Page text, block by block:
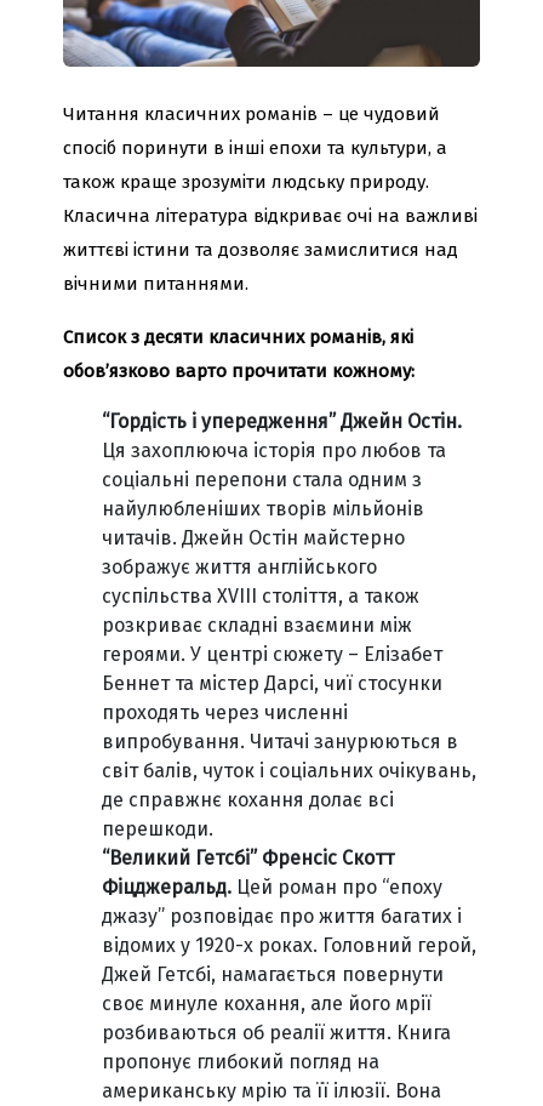
Читання класичних романів – це чудовий
спосіб поринути в інші епохи та культури, а
також краще зрозуміти людську природу.
Класична література відкриває очі на важливі
життєві істини та дозволяє замислитися над
вічними питаннями.
Список з десяти класичних романів, які
обов’язково варто прочитати кожному:
“Гордість і упередження” Джейн Остін.
Ця захоплююча історія про любов та
соціальні перепони стала одним з
найулюбленіших творів мільйонів
читачів. Джейн Остін майстерно
зображує життя англійського
суспільства XVIII століття, а також
розкриває складні взаємини між
героями. У центрі сюжету – Елізабет
Беннет та містер Дарсі, чиї стосунки
проходять через численні
випробування. Читачі занурюються в
світ балів, чуток і соціальних очікувань,
де справжнє кохання долає всі
перешкоди.
“Великий Гетсбі” Френсіс Скотт
Фіцджеральд. Цей роман про “епоху
джазу” розповідає про життя багатих і
відомих у 1920-х роках. Головний герой,
Джей Гетсбі, намагається повернути
своє минуле кохання, але його мрії
розбиваються об реалії життя. Книга
пропонує глибокий погляд на
американську мрію та її ілюзії. Вона